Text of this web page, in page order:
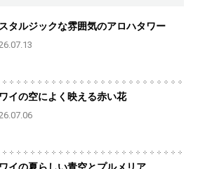
タルジックな雰囲気のアロハタワー
イの空によく映える赤い花